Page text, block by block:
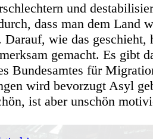
und
dass man dem Land
Darauf, wie das geschieht,
gemacht. Es gibt
Bundesamtes für
wird bevorzugt Asyl
ist aber unschön